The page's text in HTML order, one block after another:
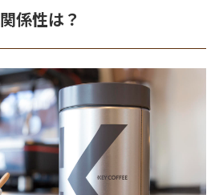
係性は？